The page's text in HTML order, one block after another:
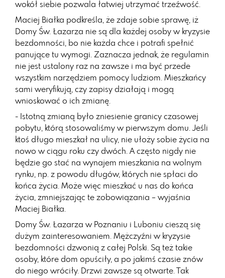
wokół siebie pozwala łatwiej utrzymać trzeźwość.
Maciej Białka podkreśla, że zdaje sobie sprawę, iż
Domy Św. Łazarza nie są dla każdej osoby w kryzysie
bezdomności, bo nie każda chce i potrafi spełnić
panujące tu wymogi. Zaznacza jednak, że regulamin
nie jest ustalony raz na zawsze i ma być przede
wszystkim narzędziem pomocy ludziom. Mieszkańcy
sami weryfikują, czy zapisy działają i mogą
wnioskować o ich zmianę.
- Istotną zmianą było zniesienie granicy czasowej
pobytu, którą stosowaliśmy w pierwszym domu. Jeśli
ktoś długo mieszkał na ulicy, nie ułoży sobie życia na
nowo w ciągu roku czy dwóch. A często nigdy nie
będzie go stać na wynajem mieszkania na wolnym
rynku, np. z powodu długów, których nie spłaci do
końca życia. Może więc mieszkać u nas do końca
życia, zmniejszając te zobowiązania – wyjaśnia
Maciej Białka.
Domy Św. Łazarza w Poznaniu i Luboniu cieszą się
dużym zainteresowaniem. Mężczyźni w kryzysie
bezdomności dzwonią z całej Polski. Są też takie
osoby, które dom opuściły, a po jakimś czasie znów
do niego wróciły. Drzwi zawsze są otwarte. Tak